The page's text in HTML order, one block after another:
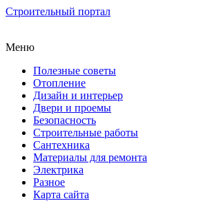
Строительный портал
Меню
Полезные советы
Отопление
Дизайн и интерьер
Двери и проемы
Безопасность
Строительные работы
Сантехника
Материалы для ремонта
Электрика
Разное
Карта сайта